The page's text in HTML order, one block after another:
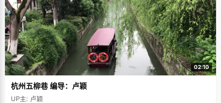
02:10
杭州五柳巷 编导：卢颖
UP主: 卢颖